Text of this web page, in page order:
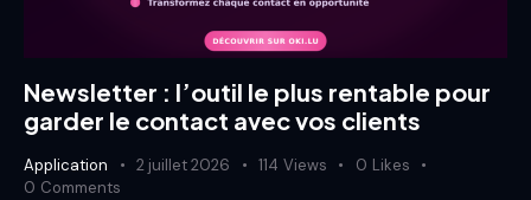
Newsletter : l’outil le plus rentable pour
garder le contact avec vos clients
Application 2 juillet 2026 114 Views 0 Likes
0 Comments